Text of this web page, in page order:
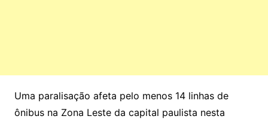
Uma paralisação afeta pelo menos 14 linhas de
ônibus na Zona Leste da capital paulista nesta